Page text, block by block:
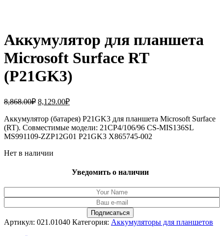
Аккумулятор для планшета
Microsoft Surface RT
(P21GK3)
8,868.00₽ Первоначальная
составляла
8,868.00₽.
8,129.00₽Текущая
8,129.00₽.
Аккумулятор (батарея) P21GK3 для планшета Microsoft Surface
(RT). Совместимые модели: 21CP4/106/96 CS-MIS136SL
MS991109-ZZP12G01 P21GK3 X865745-002
Нет в наличии
Уведомить о наличии
Артикул: 021.01040 Категория: Аккумуляторы для планшетов